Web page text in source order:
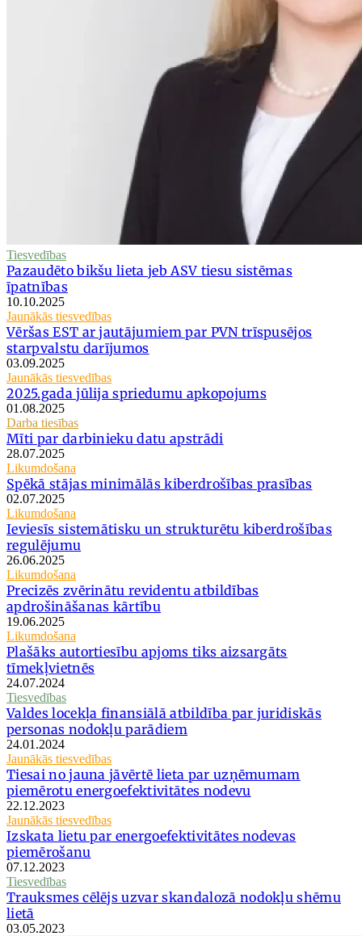
Tiesvedības
Pazaudēto bikšu lieta jeb ASV tiesu sistēmas
īpatnības
10.10.2025
Jaunākās tiesvedības
Vēršas EST ar jautājumiem par PVN trīspusējos
starpvalstu darījumos
03.09.2025
Jaunākās tiesvedības
2025.gada jūlija spriedumu apkopojums
01.08.2025
Darba tiesības
Mīti par darbinieku datu apstrādi
28.07.2025
Likumdošana
Spēkā stājas minimālās kiberdrošības prasības
02.07.2025
Likumdošana
Ieviesīs sistemātisku un strukturētu kiberdrošības
regulējumu
26.06.2025
Likumdošana
Precizēs zvērinātu revidentu atbildības
apdrošināšanas kārtību
19.06.2025
Likumdošana
Plašāks autortiesību apjoms tiks aizsargāts
tīmekļvietnēs
24.07.2024
Tiesvedības
Valdes locekļa finansiālā atbildība par juridiskās
personas nodokļu parādiem
24.01.2024
Jaunākās tiesvedības
Tiesai no jauna jāvērtē lieta par uzņēmumam
piemērotu energoefektivitātes nodevu
22.12.2023
Jaunākās tiesvedības
Izskata lietu par energoefektivitātes nodevas
piemērošanu
07.12.2023
Tiesvedības
Trauksmes cēlējs uzvar skandalozā nodokļu shēmu
lietā
03.05.2023